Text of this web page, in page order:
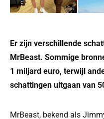
Er zijn verschillende
MrBeast. Sommige
1 miljard euro, terwijl
schattingen uitgaan van
MrBeast, bekend als